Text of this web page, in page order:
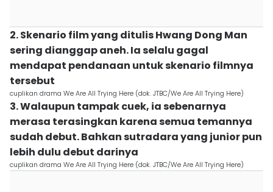
2. Skenario film yang ditulis Hwang Dong Man
sering dianggap aneh. Ia selalu gagal
mendapat pendanaan untuk skenario filmnya
tersebut
cuplikan drama We Are All Trying Here (dok. JTBC/We Are All Trying Here)
3. Walaupun tampak cuek, ia sebenarnya
merasa terasingkan karena semua temannya
sudah debut. Bahkan sutradara yang junior pun
lebih dulu debut darinya
cuplikan drama We Are All Trying Here (dok. JTBC/We Are All Trying Here)